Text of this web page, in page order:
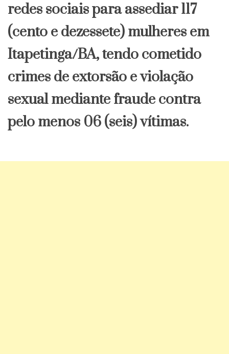
redes sociais para assediar 117
(cento e dezessete) mulheres em
Itapetinga/BA, tendo cometido
crimes de extorsão e violação
sexual mediante fraude contra
pelo menos 06 (seis) vítimas.